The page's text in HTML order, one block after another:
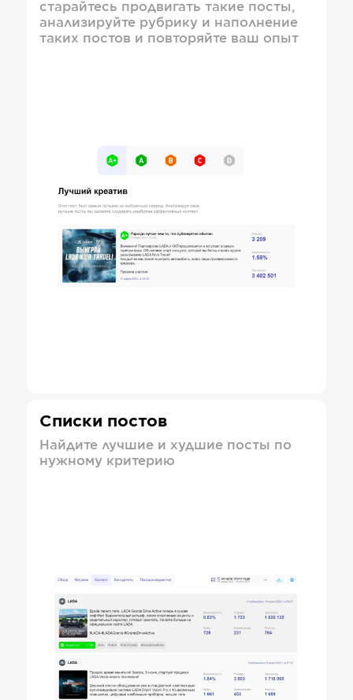
старайтесь продвигать такие посты,
анализируйте рубрику и наполнение
таких постов и повторяйте ваш опыт
Списки постов
Найдите лучшие и худшие посты по
нужному критерию